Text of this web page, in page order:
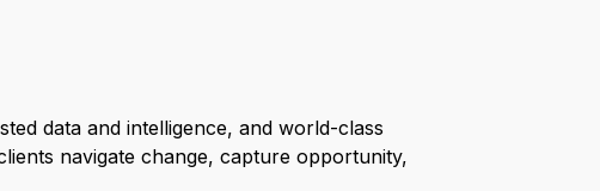
data and intelligence, and world-class
navigate change, capture opportunity,